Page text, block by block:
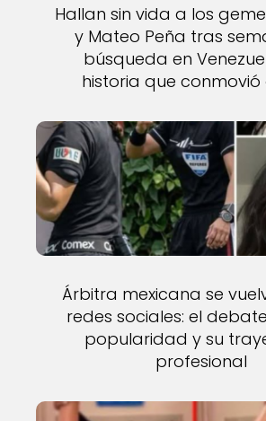
Hallan sin vida a los
y Mateo Peña tras
búsqueda en
historia que
Árbitra mexicana se
redes sociales: el
popularidad y su
profesional